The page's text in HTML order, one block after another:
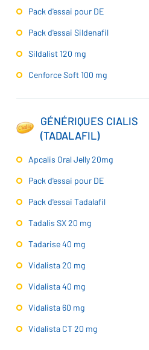
Pack d'essai pour DE
Pack d'essai Sildenafil
Sildalist 120 mg
Cenforce Soft 100 mg
GÉNÉRIQUES CIALIS
(TADALAFIL)
Apcalis Oral Jelly 20mg
Pack d'essai pour DE
Pack d'essai Tadalafil
Tadalis SX 20 mg
Tadarise 40 mg
Vidalista 20 mg
Vidalista 40 mg
Vidalista 60 mg
Vidalista CT 20 mg